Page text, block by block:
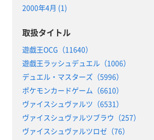
2000年4月 (1)
取扱タイトル
遊戯王OCG（11640）
遊戯王ラッシュデュエル（1006）
デュエル・マスターズ（5996）
ポケモンカードゲーム（6610）
ヴァイスシュヴァルツ（6531）
ヴァイスシュヴァルツブラウ（257）
ヴァイスシュヴァルツロゼ（76）